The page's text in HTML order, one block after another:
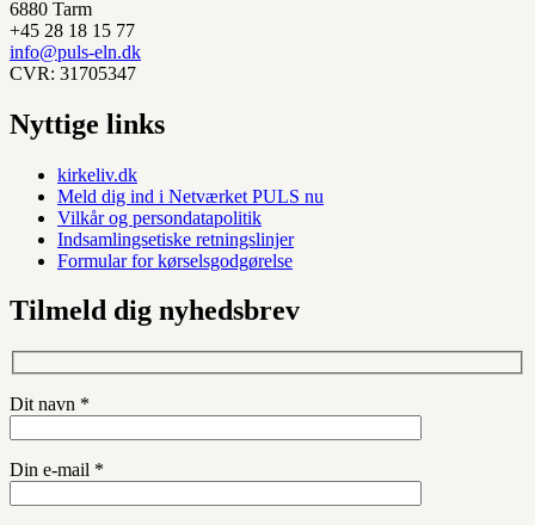
6880 Tarm
+45 28 18 15 77
info@puls-eln.dk
CVR: 31705347
Nyttige links
kirkeliv.dk
Meld dig ind i Netværket PULS nu
Vilkår og persondatapolitik
Indsamlingsetiske retningslinjer
Formular for kørselsgodgørelse
Tilmeld dig nyhedsbrev
Dit navn *
Din e-mail *